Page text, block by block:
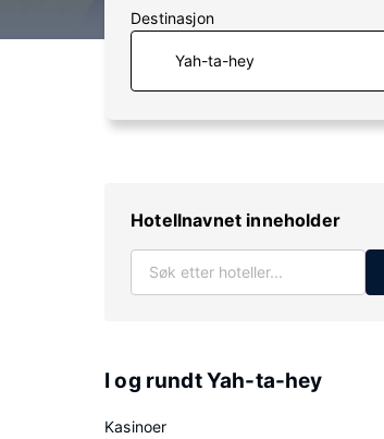
Destinasjon
Hotellnavnet inneholder
I og rundt Yah-ta-hey
Kasinoer